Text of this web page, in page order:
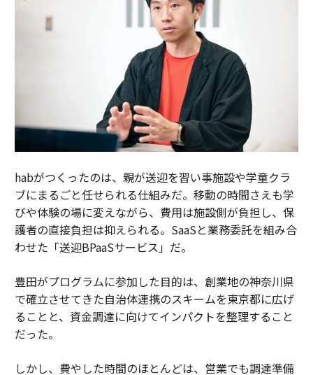
habがつくったのは、親が送迎を習い事施設や学童クラ
ブにまるごと任せられる仕組みだ。移動の時間さえも学
びや体験の場に変えながら、費用は施設側が負担し、保
護者の直接負担は抑えられる。SaaSと業務委託を組み合
わせた「送迎BPaaSサービス」だ。
豊田がプログラムに参加した目的は、創業地の神奈川県
で確立させてきた自治体連携のスキームを東京都に広げ
ることと、資金調達に向けてインパクトを整理すること
だった。
しかし、費やした時間のほとんどは、営業でも調達準備